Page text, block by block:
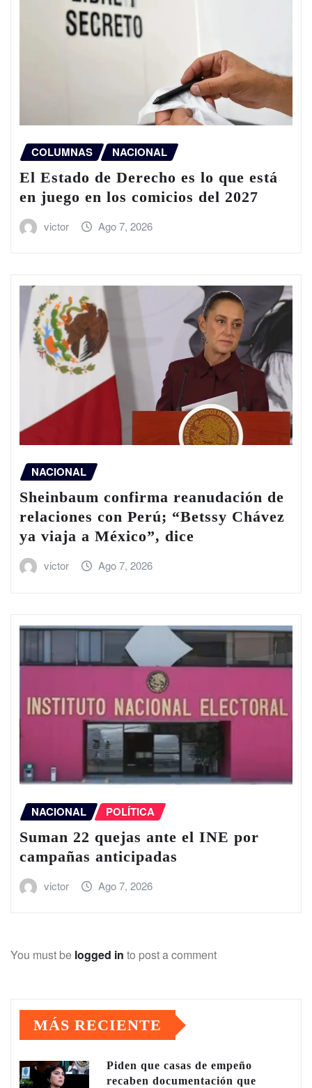
COLUMNAS NACIONAL
El Estado de Derecho es lo que está
en juego en los comicios del 2027
victor Ago 7, 2026
NACIONAL
Sheinbaum confirma reanudación de
relaciones con Perú; “Betssy Chávez
ya viaja a México”, dice
victor Ago 7, 2026
NACIONAL POLÍTICA
Suman 22 quejas ante el INE por
campañas anticipadas
victor Ago 7, 2026
You must be logged in to post a comment
MÁS RECIENTE
Piden que casas de empeño
recaben documentación que